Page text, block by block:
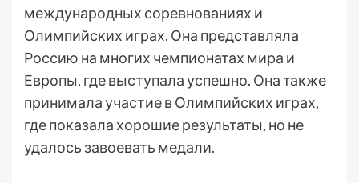
международных соревнованиях и
Олимпийских играх. Она представляла
Россию на многих чемпионатах мира и
Европы, где выступала успешно. Она также
принимала участие в Олимпийских играх,
где показала хорошие результаты, но не
удалось завоевать медали.